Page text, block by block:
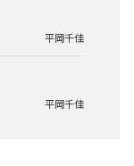
平岡千佳
平岡千佳